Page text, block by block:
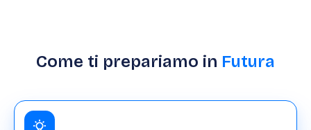
Come ti prepariamo in Futura